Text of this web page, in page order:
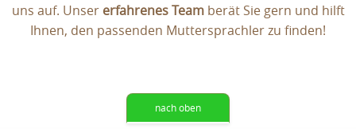
uns auf. Unser erfahrenes Teamberät Sie gern und hilft
Ihnen, den passenden Muttersprachler zu finden!
nach oben